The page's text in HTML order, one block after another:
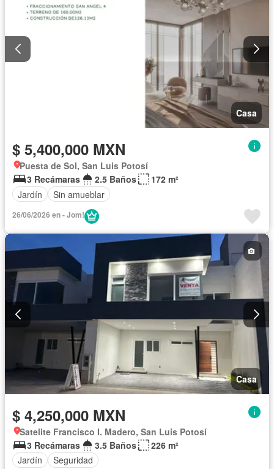
Casa
$ 5,400,000 MXN
Puesta de Sol, San Luis Potosí
3 Recámaras
2.5 Baños
172 m²
Jardín
Sin amueblar
26/06/2026 en - Jom!
Casa
$ 4,250,000 MXN
Satelite Francisco I. Madero, San Luis Potosí
3 Recámaras
3.5 Baños
226 m²
Jardín
Seguridad